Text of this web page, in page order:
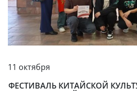
11 октября
ФЕСТИВАЛЬ КИТАЙСКОЙ